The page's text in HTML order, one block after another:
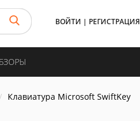
ВОЙТИ | РЕГИСТРАЦИЯ
Клавиатура Microsoft SwiftKey